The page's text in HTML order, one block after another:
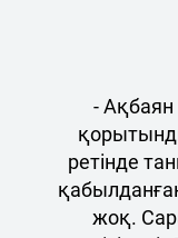
-
ретінде
жоқ.